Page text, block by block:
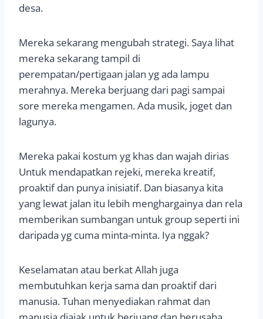
desa.
Mereka sekarang mengubah strategi. Saya lihat
mereka sekarang tampil di
perempatan/pertigaan jalan yg ada lampu
merahnya. Mereka berjuang dari pagi sampai
sore mereka mengamen. Ada musik, joget dan
lagunya.
Mereka pakai kostum yg khas dan wajah dirias
Untuk mendapatkan rejeki, mereka kreatif,
proaktif dan punya inisiatif. Dan biasanya kita
yang lewat jalan itu lebih menghargainya dan rela
memberikan sumbangan untuk group seperti ini
daripada yg cuma minta-minta. Iya nggak?
Keselamatan atau berkat Allah juga
membutuhkan kerja sama dan proaktif dari
manusia. Tuhan menyediakan rahmat dan